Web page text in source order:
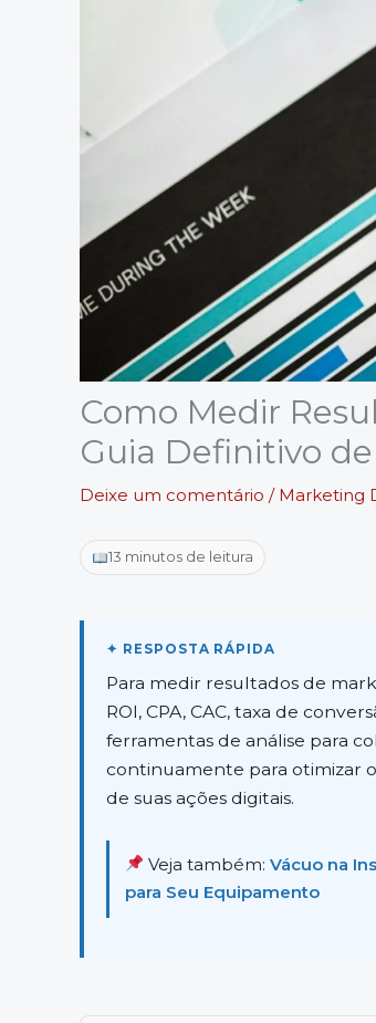
Como Medir
Guia Definitivo
Deixe um comentário / Marketing
13 minutos de leitura
Para medir resultados de
ROI, CPA, CAC, taxa de
ferramentas de análise para
continuamente para otimizar
de suas ações digitais.
Veja também:Vácuo na
para Seu Equipamento